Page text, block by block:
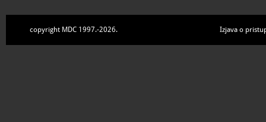
copyright MDC 1997.-2026. Izjava o